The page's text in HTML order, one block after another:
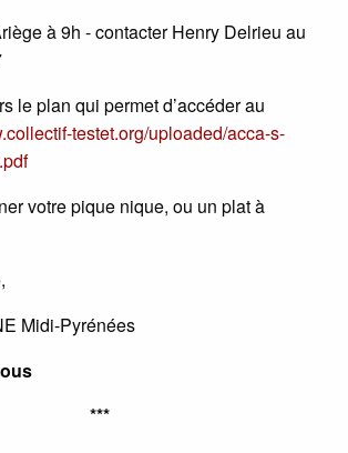
à 9h - contacter Henry Delrieu au
le plan qui permet d’accéder au
testet.org/uploaded/acca-s-
votre pique nique, ou un plat à
Midi-Pyrénées
***